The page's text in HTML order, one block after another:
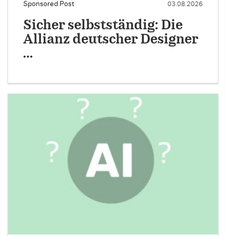
Sponsored Post 03.08.2026
Sicher selbstständig: Die
Allianz deutscher Designer
…